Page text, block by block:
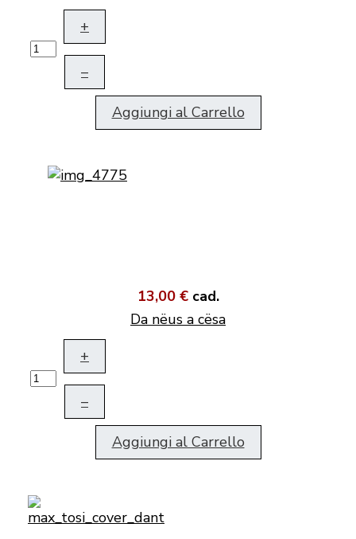
+
–
Aggiungi al Carrello
13,00 € cad.
Da nëus a cësa
+
–
Aggiungi al Carrello